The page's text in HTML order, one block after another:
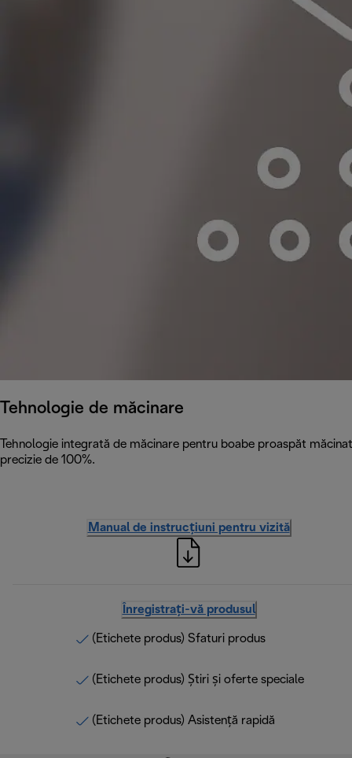
Tehnologie de măcinare
Tehnologie integrată de măcinare pentru boabe proaspăt
precizie de 100%.
Manual de instrucțiuni pentru vizită
Înregistrați-vă produsul
(Etichete produs) Sfaturi produs
(Etichete produs) Știri și oferte speciale
(Etichete produs) Asistență rapidă